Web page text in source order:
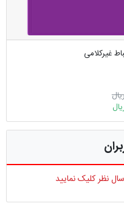
غیر‌کلامی
نظر کلیک نمایید